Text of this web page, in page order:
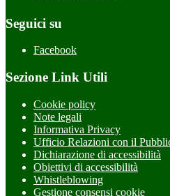
Seguici su
Facebook
Sezione Link Utili
Cookie policy
Note legali
Informativa Privacy
Ufficio Relazioni con il
Dichiarazione di accessibilità
Obiettivi di accessibilità
Whistleblowing
Gestione consensi cookie